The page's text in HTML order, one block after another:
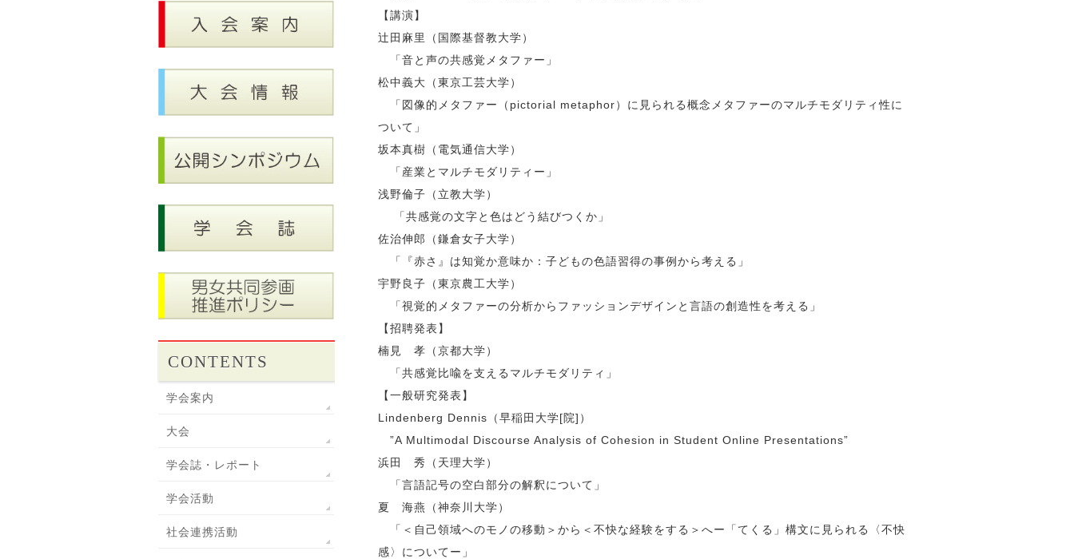
【講演】
辻田麻里（国際基督教大学）
「音と声の共感覚メタファー」
松中義大（東京工芸大学）
「図像的メタファー（pictorial metaphor）に見られる概念メタファーのマルチモダリティ性に
ついて」
坂本真樹（電気通信大学）
「産業とマルチモダリティー」
浅野倫子（立教大学）
「共感覚の文字と色はどう結びつくか」
佐治伸郎（鎌倉女子大学）
「『赤さ』は知覚か意味か：子どもの色語習得の事例から考える」
宇野良子（東京農工大学）
「視覚的メタファーの分析からファッションデザインと言語の創造性を考える」
【招聘発表】
楠見 孝（京都大学）
「共感覚比喩を支えるマルチモダリティ」
【一般研究発表】
Lindenberg Dennis（早稲田大学[院]）
”A Multimodal Discourse Analysis of Cohesion in Student Online Presentations”
浜田 秀（天理大学）
「言語記号の空白部分の解釈について」
夏 海燕（神奈川大学）
「＜自己領域へのモノの移動＞から＜不快な経験をする＞へー「てくる」構文に見られる〈不快
感〉についてー」
CONTENTS
学会案内
大会
学会誌・レポート
学会活動
社会連携活動